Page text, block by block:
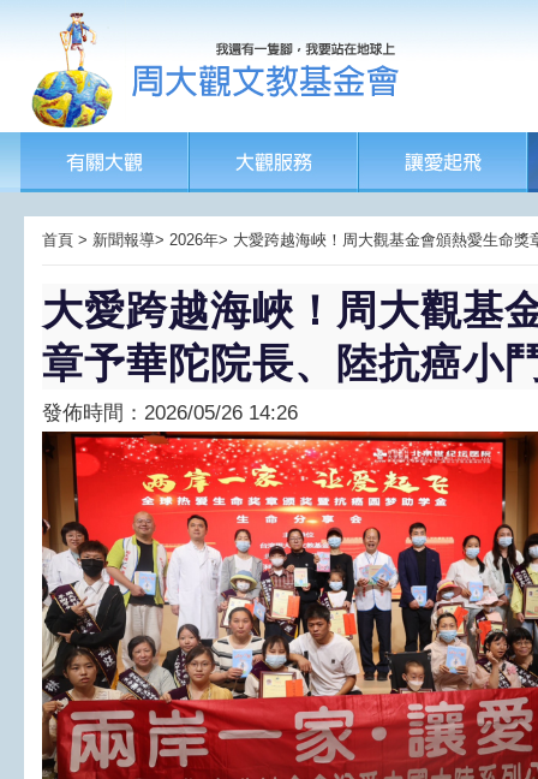
首頁 > 新聞報導> 2026年> 大愛跨越海峽！周大觀基金會頒熱愛生命獎
大愛跨越海峽！周大觀基
章予華陀院長、陸抗癌小
發佈時間：2026/05/26 14:26